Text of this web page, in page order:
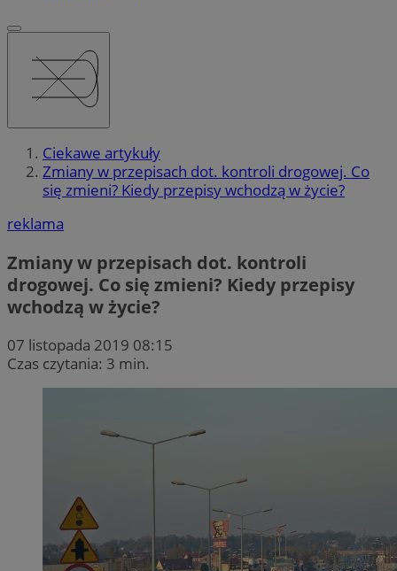
Ciekawe artykuły
Zmiany w przepisach dot. kontroli drogowej. Co
się zmieni? Kiedy przepisy wchodzą w życie?
reklama
Zmiany w przepisach dot. kontroli
drogowej. Co się zmieni? Kiedy przepisy
wchodzą w życie?
07 listopada 2019 08:15
Czas czytania: 3 min.